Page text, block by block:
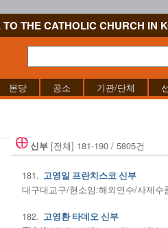
THE CATHOLIC CHURCH IN
본당 공소 기관/단체
신부 [전체] 181-190 / 5805건
181. 고영일 프란치스코 신부
대구대교구/현소임:해외연수/사제수
182. 고영환 타데오 신부